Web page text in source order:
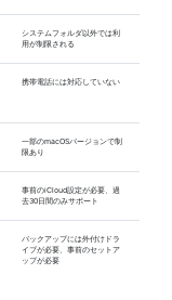
システムフォルダ以外では利
用が制限される
携帯電話には対応していない
一部のmacOSバージョンで制
限あり
事前のiCloud設定が必要、過
去30日間のみサポート
バックアップには外付けドラ
イブが必要、事前のセットア
ップが必要